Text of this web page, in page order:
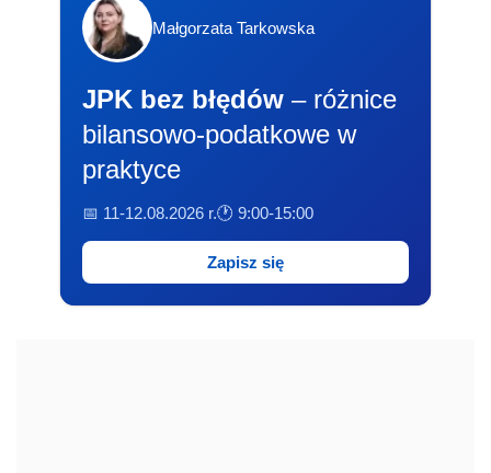
Małgorzata Tarkowska
JPK bez błędów – różnice
bilansowo-podatkowe w
praktyce
📅 11-12.08.2026 r.🕐 9:00-15:00
Zapisz się